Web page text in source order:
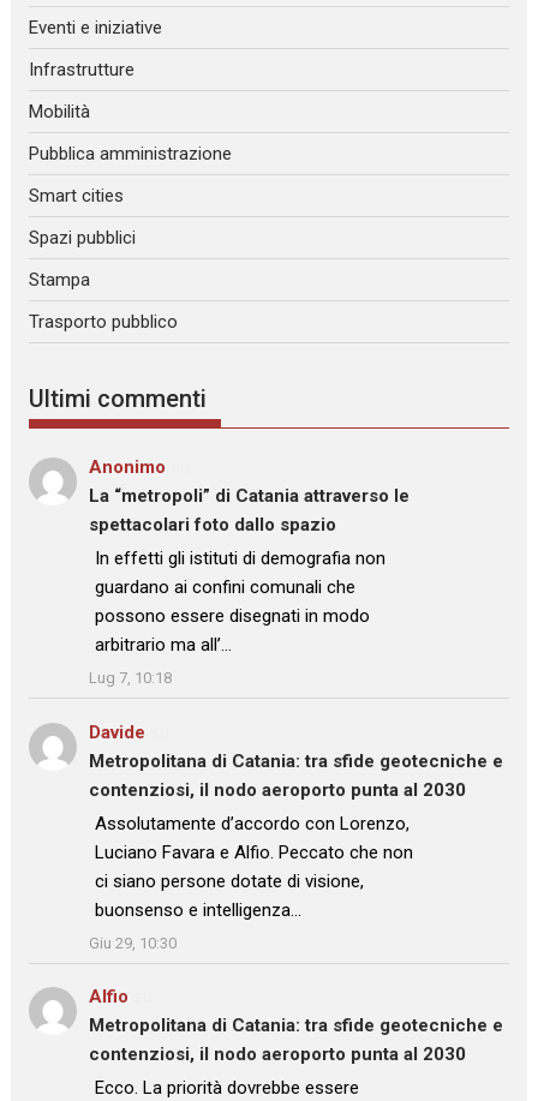
Eventi e iniziative
Infrastrutture
Mobilità
Pubblica amministrazione
Smart cities
Spazi pubblici
Stampa
Trasporto pubblico
Ultimi commenti
Anonimo
La “metropoli” di Catania attraverso le
spettacolari foto dallo spazio
: “In effetti gli istituti di demografia non
guardano ai confini comunali che
possono essere disegnati in modo
arbitrario ma all’…
”
Lug 7, 10:18
Davide
Metropolitana di Catania: tra sfide geotecniche e
contenziosi, il nodo aeroporto punta al 2030
: “
Assolutamente d’accordo con Lorenzo,
Luciano Favara e Alfio. Peccato che non
ci siano persone dotate di visione,
buonsenso e intelligenza…
”
Giu 29, 10:30
Alfio
Metropolitana di Catania: tra sfide geotecniche e
contenziosi, il nodo aeroporto punta al 2030
: “Ecco. La priorità dovrebbe essere